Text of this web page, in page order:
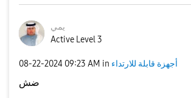
يمي
Active Level 3
‎08-22-2024 09:23 AM in أجهزة قابلة للارتداء
ضش